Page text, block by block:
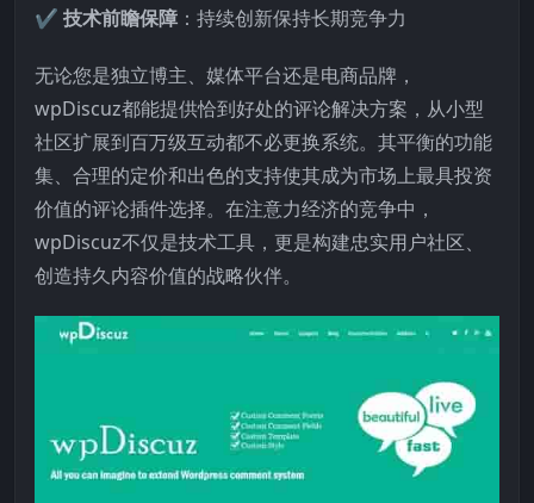
✔ 技术前瞻保障 ：持续创新保持长期竞争力
无论您是独立博主、媒体平台还是电商品牌，
wpDiscuz都能提供恰到好处的评论解决方案，从小型
社区扩展到百万级互动都不必更换系统。其平衡的功能
集、合理的定价和出色的支持使其成为市场上最具投资
价值的评论插件选择。在注意力经济的竞争中，
wpDiscuz不仅是技术工具，更是构建忠实用户社区、
创造持久内容价值的战略伙伴。